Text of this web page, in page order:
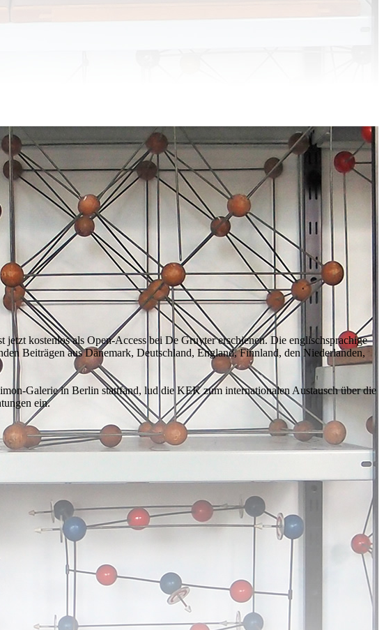
kostenlos als Open-Access bei De Gruyter erschienen. Die englischsprachige
Beiträgen aus Dänemark, Deutschland, England, Finnland, den Niederlanden,
Galerie in Berlin stattfand, lud die KEK zum internationalen Austausch über die
ein.